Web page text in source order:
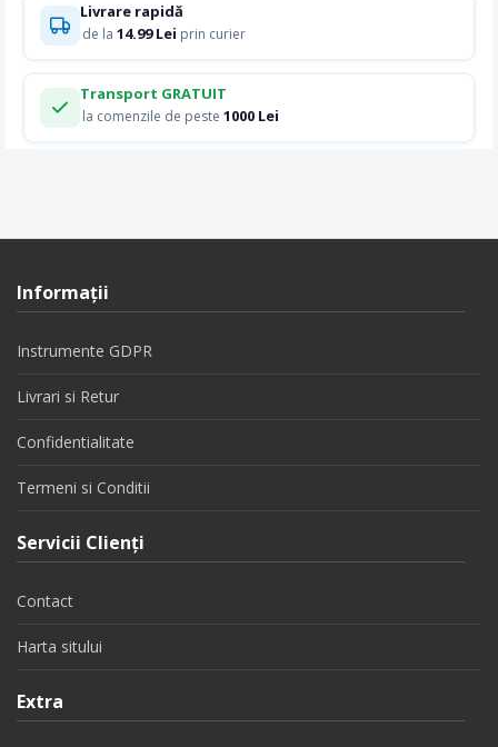
Livrare rapidă
de la 14.99 Lei prin curier
Transport GRATUIT
la comenzile de peste 1000 Lei
Informaţii
Instrumente GDPR
Livrari si Retur
Confidentialitate
Termeni si Conditii
Servicii Clienţi
Contact
Harta sitului
Extra